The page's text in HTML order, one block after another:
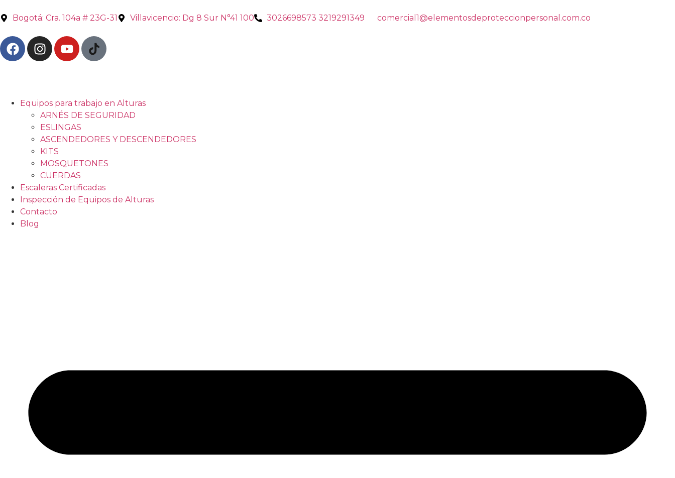
Bogotá: Cra. 104a # 23G-31 Villavicencio: Dg 8 Sur N°41 100 3026698573 3219291349 comercial1@elementosdeproteccionpersonal.com.co
Equipos para trabajo en Alturas
ARNÉS DE SEGURIDAD
ESLINGAS
ASCENDEDORES Y DESCENDEDORES
KITS
MOSQUETONES
CUERDAS
Escaleras Certificadas
Inspección de Equipos de Alturas
Contacto
Blog